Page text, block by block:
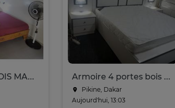
LIT 140x190 - BOIS MASSIF - PARFAIT ÉTAT Armoire 4 portes bois avec miroir central
Pikine, Dakar
Aujourd'hui, 13:03